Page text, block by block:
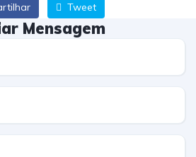
Tweet
Mensagem